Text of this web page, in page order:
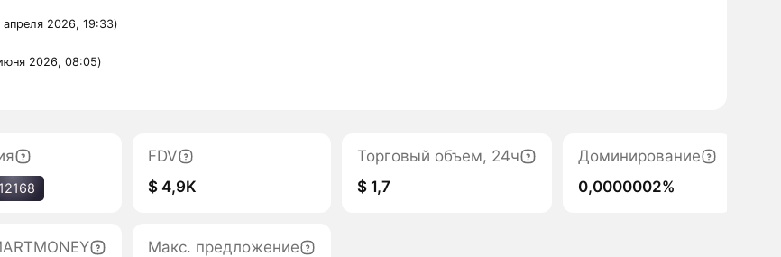
апреля 2026, 19:33)
2026, 08:05)
FDV
$ 4,9K
Торговый объем, 24ч
$ 1,7
Доминирование
0,0000002%
Макс. предложение